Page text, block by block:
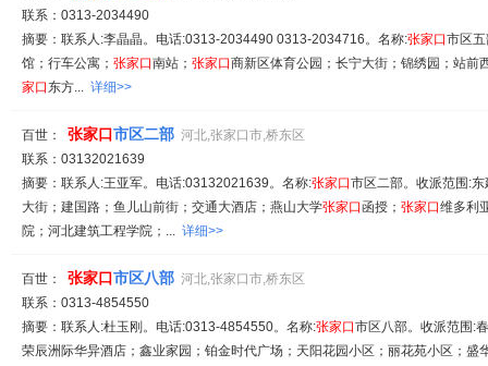
联系：0313-2034490
摘要：联系人:李晶晶。电话:0313-2034490 0313-2034716。名称:张家口市区
馆；行车公寓； 张家口南站； 张家口商新区体育公园；长宁大街；锦绣园；站前
家口 东方... 详细>>
百世： 张家口市区二部 河北,张家口市,桥东区
联系：03132021639
摘要：联系人:王亚军。电话:03132021639。名称:张家口市区二部。收派范围:
大街；建国路；鱼儿山前街；交通大酒店；燕山大学张家口函授； 张家口维多利
院；河北建筑工程学院；... 详细>>
百世： 张家口市区八部 河北,张家口市,桥东区
联系：0313-4854550
摘要：联系人:杜玉刚。电话:0313-4854550。名称:张家口市区八部。收派范围:
荣辰洲际华异酒店；鑫业家园；铂金时代广场；天阳花园小区；丽花苑小区；盛